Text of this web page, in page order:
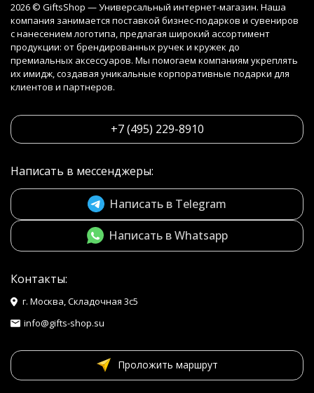
2026 © GiftsShop — Универсальный интернет-магазин. Наша
компания занимается поставкой бизнес-подарков и сувениров
с нанесением логотипа, предлагая широкий ассортимент
продукции: от брендированных ручек и кружек до
премиальных аксессуаров. Мы помогаем компаниям укреплять
их имидж, создавая уникальные корпоративные подарки для
клиентов и партнеров.
+7 (495) 229-8910
Написать в мессенджеры:
Написать в Telegram
Написать в Whatsapp
Контакты:
г. Москва, Складочная 3с5
info@gifts-shop.su
Проложить маршрут